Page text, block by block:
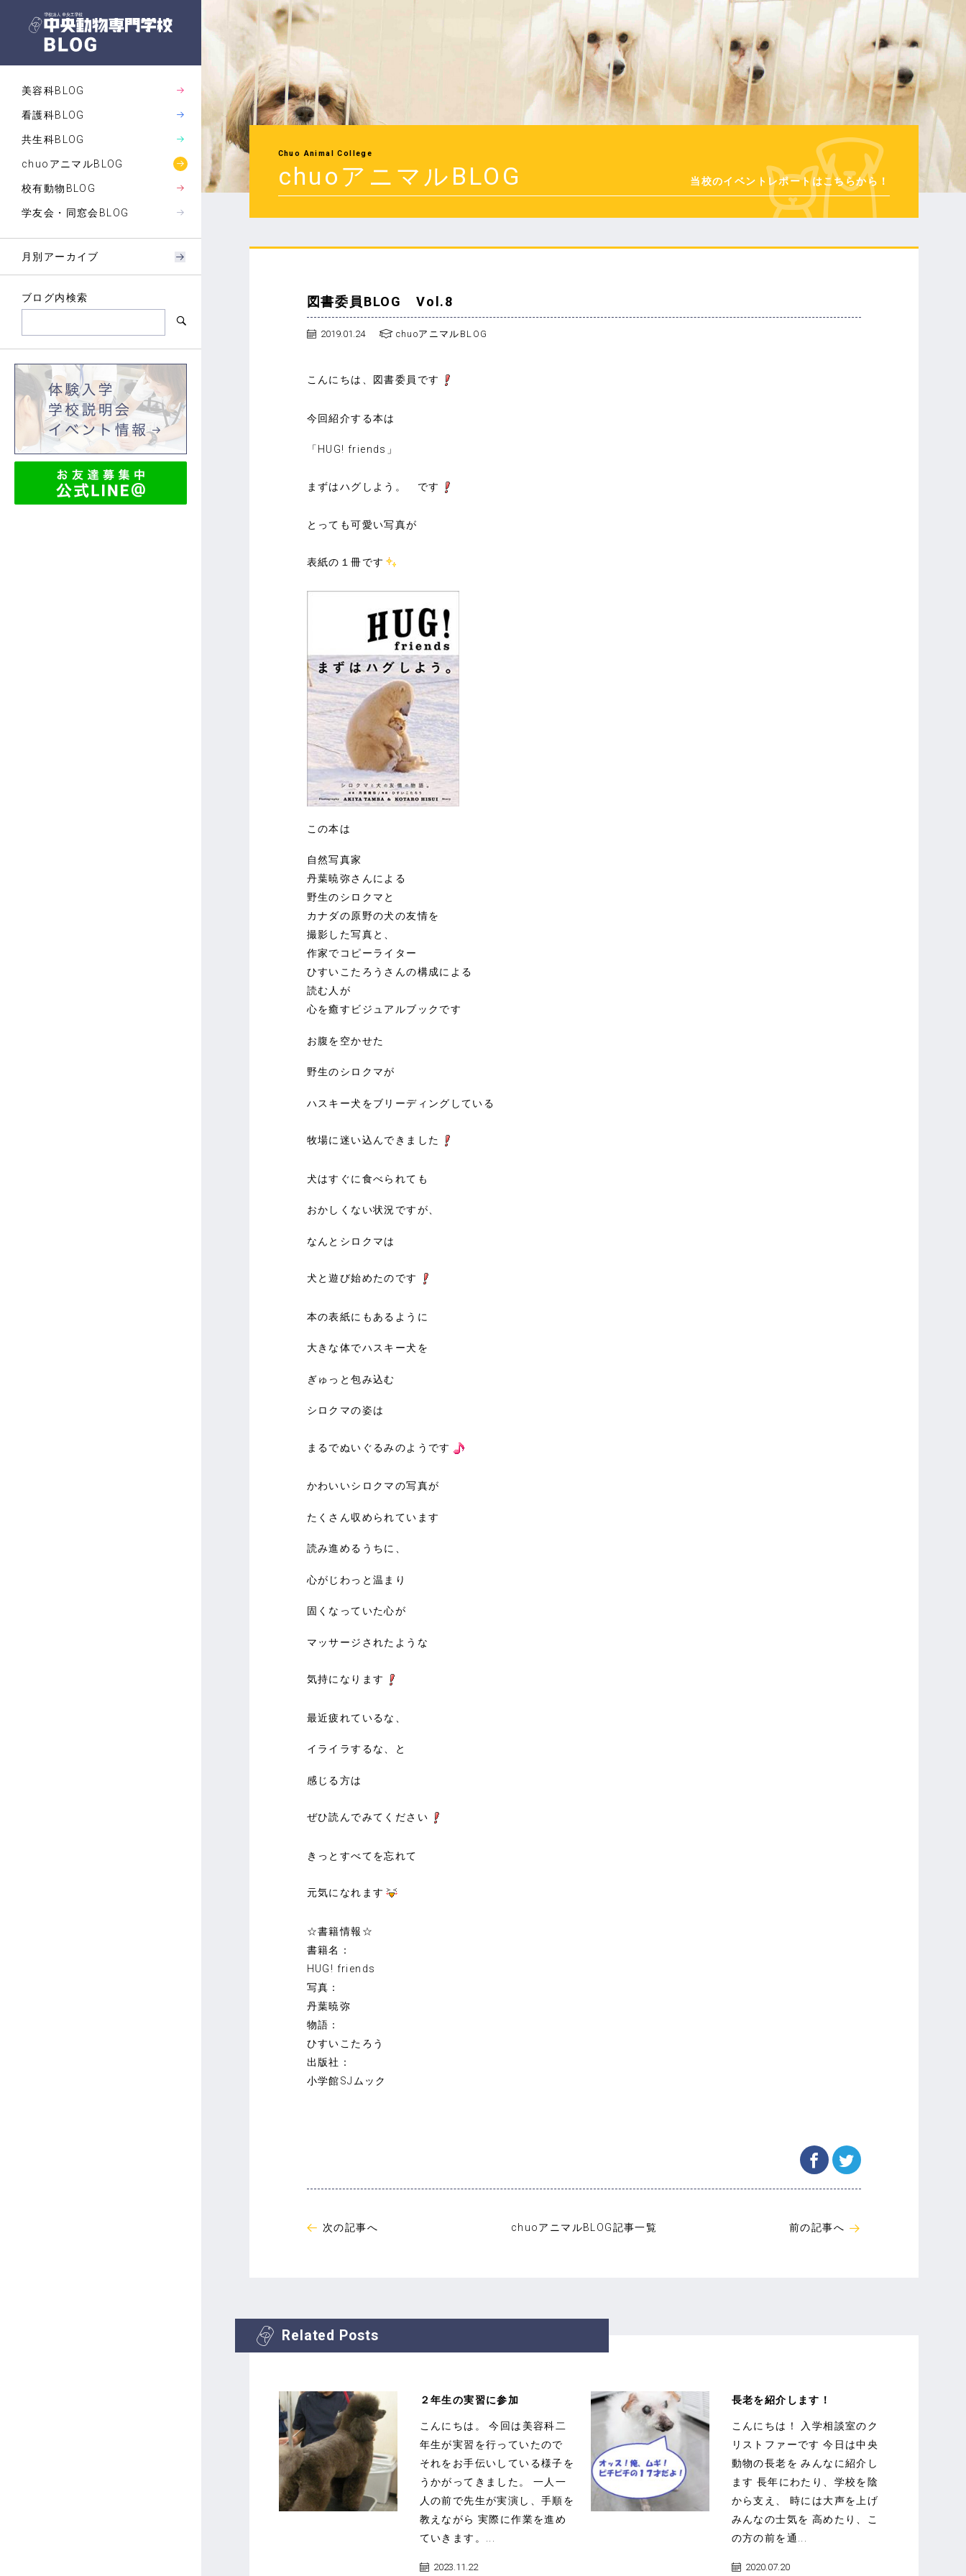
美容科BLOG
看護科BLOG
共生科BLOG
chuoアニマルBLOG
校有動物BLOG
学友会・同窓会BLOG
月別アーカイブ
ブログ内検索
Chuo Animal College
chuoアニマルBLOG 当校のイベントレポートはこちらから！
図書委員BLOG Vol.8
2019.01.24 chuoアニマルBLOG
こんにちは、図書委員です
今回紹介する本は
「HUG! friends」
まずはハグしよう。 です
とっても可愛い写真が
表紙の１冊です
この本は
自然写真家
丹葉暁弥さんによる
野生のシロクマと
カナダの原野の犬の友情を
撮影した写真と、
作家でコピーライター
ひすいこたろうさんの構成による
読む人が
心を癒すビジュアルブックです
お腹を空かせた
野生のシロクマが
ハスキー犬をブリーディングしている
牧場に迷い込んできました
犬はすぐに食べられても
おかしくない状況ですが、
なんとシロクマは
犬と遊び始めたのです
本の表紙にもあるように
大きな体でハスキー犬を
ぎゅっと包み込む
シロクマの姿は
まるでぬいぐるみのようです
かわいいシロクマの写真が
たくさん収められています
読み進めるうちに、
心がじわっと温まり
固くなっていた心が
マッサージされたような
気持になります
最近疲れているな、
イライラするな、と
感じる方は
ぜひ読んでみてください
きっとすべてを忘れて
元気になれます
☆書籍情報☆
書籍名：
HUG! friends
写真：
丹葉暁弥
物語：
ひすいこたろう
出版社：
小学館SJムック
次の記事へ chuoアニマルBLOG記事一覧 前の記事へ
Related Posts
２年生の実習に参加
こんにちは。 今回は美容科二
年生が実習を行っていたので
それをお手伝いしている様子を
うかがってきました。 一人一
人の前で先生が実演し、手順を
教えながら 実際に作業を進め
ていきます。...
2023.11.22
長老を紹介します！
こんにちは！ 入学相談室のク
リストファーです 今日は中央
動物の長老を みんなに紹介し
ます 長年にわたり、学校を陰
から支え、 時には大声を上げ
みんなの士気を 高めたり、こ
の方の前を通...
2020.07.20